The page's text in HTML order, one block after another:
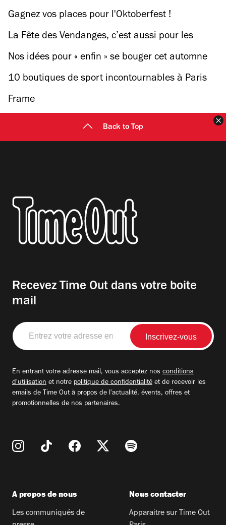
Gagnez vos places pour l'Oktoberfest !
La Fête des Vendanges, c’est aussi pour les
enfants !
Nos idées pour « enfin » se bouger cet automne
10 boutiques de sport incontournables à Paris
Frame
Back to Top
Recevez Time Out dans votre boite
mail
Entrez
votre
adresse
En entrant votre adresse mail, vous acceptez nos conditions
d'utilisation et notre politique de confidentialité et de recevoir les
emails de Time Out à propos de l'actualité, évents, offres et
promotionnelles de nos partenaires.
A propos de nous
Les communiqués de
Nous contacter
Apparaitre sur Time Out